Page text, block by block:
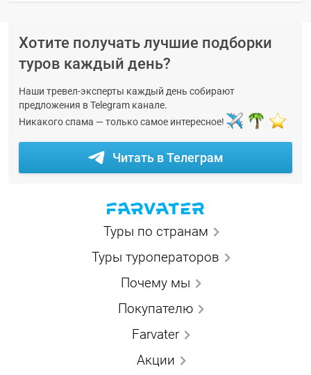
Хотите получать лучшие подборки
туров каждый день?
Наши тревел-эксперты каждый день собирают
предложения в Telegram канале.
Никакого спама — только самое интересное!
Читать в Телеграм
Туры по странам
Туры туроператоров
Почему мы
Покупателю
Farvater
Акции